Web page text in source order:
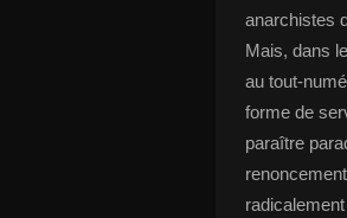
anarchistes
Mais, dans
au tout-
forme de
paraître